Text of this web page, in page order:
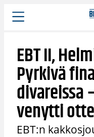
Siirry
sisältöön
EBT II,
Pyrkivä
divareissa
venytti
EBT:n